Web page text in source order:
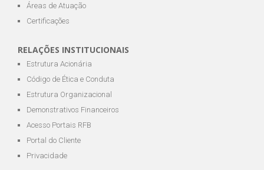
Áreas de Atuação
Certificações
RELAÇÕES INSTITUCIONAIS
Estrutura Acionária
Código de Ética e Conduta
Estrutura Organizacional
Demonstrativos Financeiros
Acesso Portais RFB
Portal do Cliente
Privacidade